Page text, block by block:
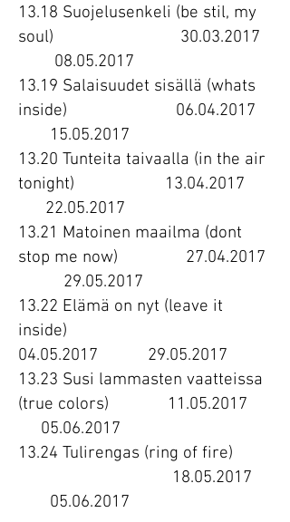
13.18 Suojelusenkeli (be stil, my
soul) 30.03.2017
08.05.2017
13.19 Salaisuudet sisällä (whats
inside) 06.04.2017
15.05.2017
13.20 Tunteita taivaalla (in the air
tonight) 13.04.2017
22.05.2017
13.21 Matoinen maailma (dont
stop me now) 27.04.2017
29.05.2017
13.22 Elämä on nyt (leave it
inside)
04.05.2017
29.05.2017
13.23 Susi lammasten vaatteissa
(true colors) 11.05.2017
05.06.2017
13.24 Tulirengas (ring of fire)
18.05.2017
05.06.2017